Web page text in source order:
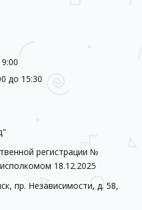
до 15:30
регистрации №
18.12.2025
пр. Независимости, д. 58,